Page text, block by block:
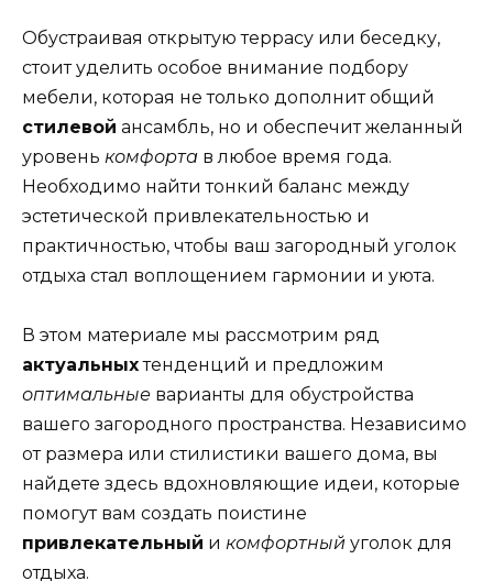
Обустраивая открытую террасу или беседку,
стоит уделить особое внимание подбору
мебели, которая не только дополнит общий
стилевой ансамбль, но и обеспечит желанный
уровень комфорта в любое время года.
Необходимо найти тонкий баланс между
эстетической привлекательностью и
практичностью, чтобы ваш загородный уголок
отдыха стал воплощением гармонии и уюта.
В этом материале мы рассмотрим ряд
актуальныхтенденций и предложим
оптимальные варианты для обустройства
вашего загородного пространства. Независимо
от размера или стилистики вашего дома, вы
найдете здесь вдохновляющие идеи, которые
помогут вам создать поистине
привлекательный и комфортный уголок для
отдыха.